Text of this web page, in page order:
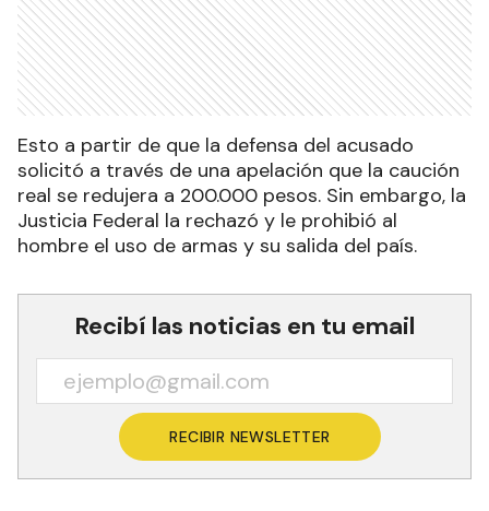
Esto a partir de que la defensa del acusado
solicitó a través de una apelación que la caución
real se redujera a 200.000 pesos. Sin embargo, la
Justicia Federal la rechazó y le prohibió al
hombre el uso de armas y su salida del país.
Recibí las noticias en tu email
RECIBIR NEWSLETTER